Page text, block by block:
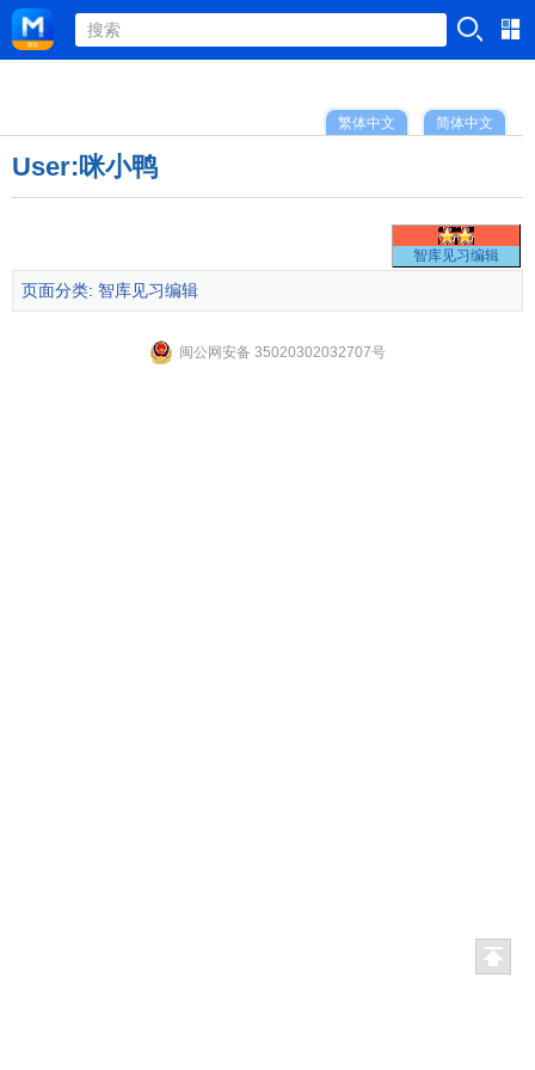
简体中文
繁体中文
User:咪小鸭
智库见习编辑
页面分类: 智库见习编辑
闽公网安备 35020302032707号